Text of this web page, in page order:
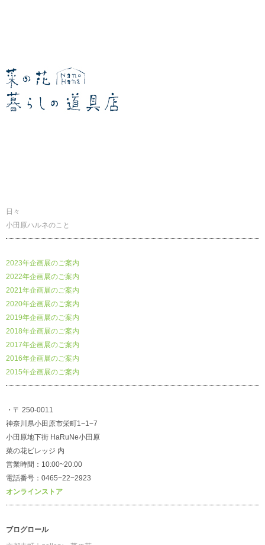
日々
小田原ハルネのこと
2023年企画展のご案内
2022年企画展のご案内
2021年企画展のご案内
2020年企画展のご案内
2019年企画展のご案内
2018年企画展のご案内
2017年企画展のご案内
2016年企画展のご案内
2015年企画展のご案内
・〒 250-0011
神奈川県小田原市栄町1−1−7
小田原地下街 HaRuNe小田原
菜の花ビレッジ 内
営業時間：10:00~20:00
電話番号：0465−22−2923
オンラインストア
ブログロール